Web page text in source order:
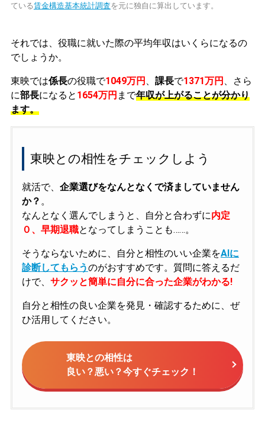
ている賃金構造基本統計調査を元に独自に算出しています。
それでは、役職に就いた際の平均年収はいくらになるの
でしょうか。
東映では係長の役職で1049万円 課長で1371万円
、さら
に部長になると 1654万円 まで年収が上がることが分かり
ます。
東映との相性をチェックしよう
就活で、 企業選びをなんとなくで済ましていません
か？ 。
なんとなく選んでしまうと、自分と合わずに内定
０、早期退職となってしまうことも……。
そうならないために、自分と相性のいい企業をAIに
診断してもらうのがおすすめです。質問に答えるだ
けで、 サクッと簡単に自分に合った企業がわかる!
自分と相性の良い企業を発見・確認するために、ぜ
ひ活用してください。
東映との相性は
良い？悪い？今すぐチェック！